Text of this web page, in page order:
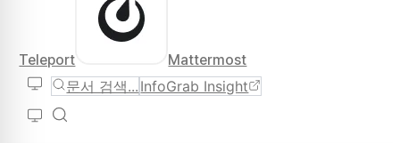
Teleport Mattermost
문서 검색... InfoGrab Insight